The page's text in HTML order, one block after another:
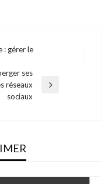
: gérer le
ses
réseaux
sociaux